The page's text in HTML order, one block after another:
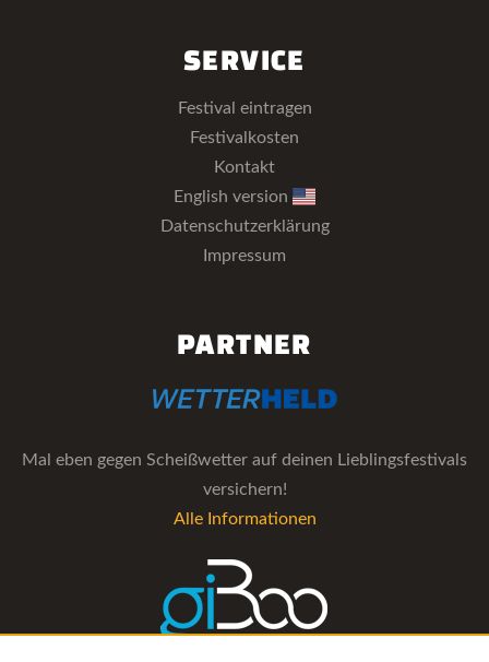
SERVICE
Festival eintragen
Festivalkosten
Kontakt
English version
Datenschutzerklärung
Impressum
PARTNER
Mal eben gegen Scheißwetter auf deinen Lieblingsfestivals
versichern!
Alle Informationen